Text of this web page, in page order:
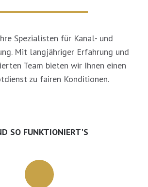
Spezialisten für Kanal- und
Mit langjähriger Erfahrung und
Team bieten wir Ihnen einen
zu fairen Konditionen.
SO FUNKTIONIERT'S